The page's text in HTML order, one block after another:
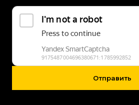
Отправить